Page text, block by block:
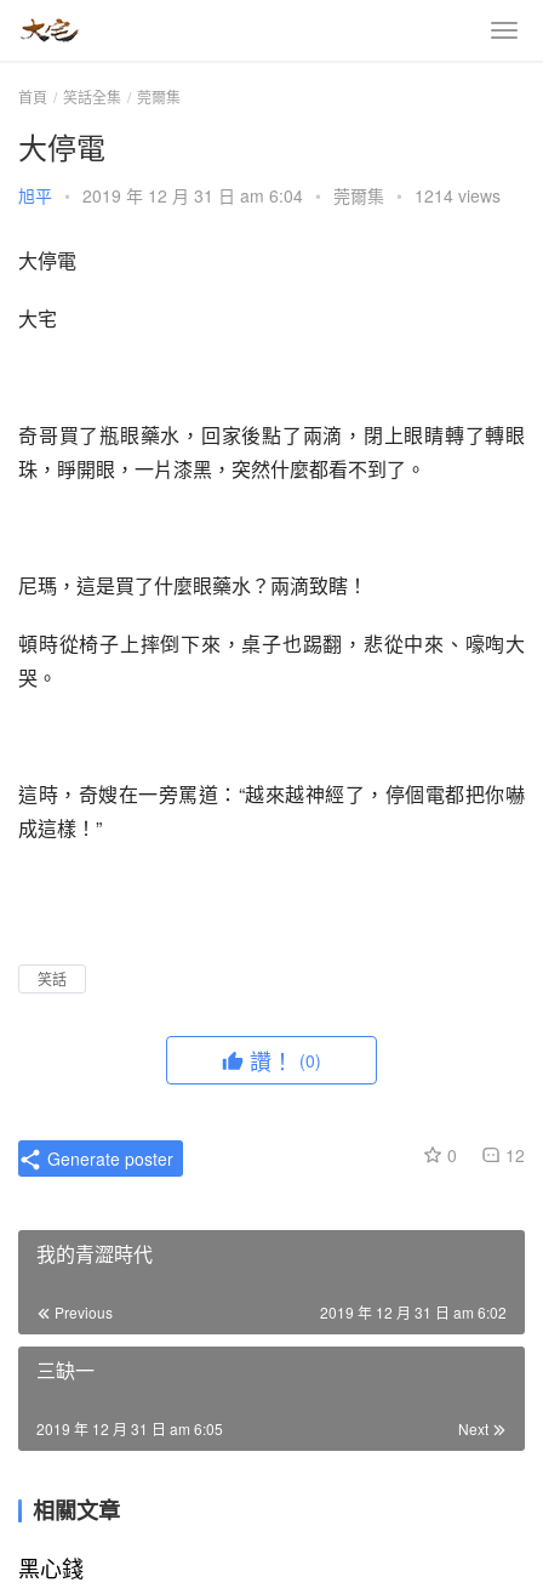
首頁 笑話全集 莞爾集
大停電
旭平 • 2019 年 12 月 31 日 am 6:04 • 莞爾集 • 1214 views
大停電
大宅
奇哥買了瓶眼藥水，回家後點了兩滴，閉上眼睛轉了轉眼
珠，睜開眼，一片漆黑，突然什麼都看不到了。
尼瑪，這是買了什麼眼藥水？兩滴致瞎！
頓時從椅子上摔倒下來，桌子也踢翻，悲從中來、嚎啕大
哭。
這時，奇嫂在一旁罵道：“越來越神經了，停個電都把你嚇
成這樣！”
笑話
讚！ (0)
0 12
Generate poster
我的青澀時代
Previous 2019 年 12 月 31 日 am 6:02
三缺一
Next
2019 年 12 月 31 日 am 6:05
相關文章
黑心錢